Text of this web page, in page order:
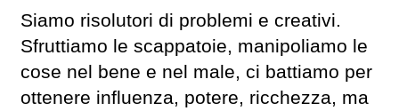
Siamo risolutori di problemi e creativi.
Sfruttiamo le scappatoie, manipoliamo le
cose nel bene e nel male, ci battiamo per
ottenere influenza, potere, ricchezza, ma